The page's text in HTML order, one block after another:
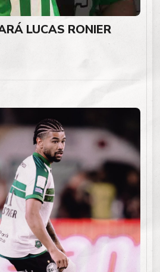
LUCAS RONIER